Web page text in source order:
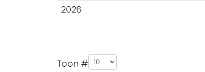
2026
Pagination List Limit
Toon #